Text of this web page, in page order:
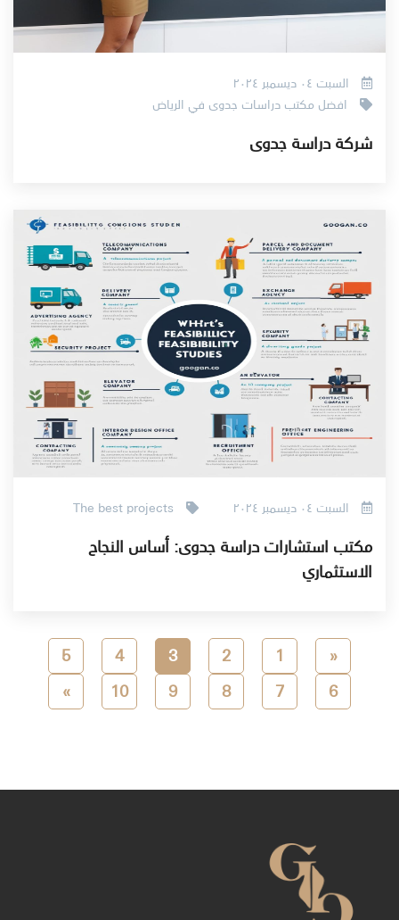
السبت ٠٤ ديسمبر ٢٠٢٤
افضل مكتب دراسات جدوى في الرياض
شركة دراسة جدوى
السبت ٠٤ ديسمبر ٢٠٢٤
مكتب استشارات دراسة جدوى: أساس النجاح
الاستثماري
«
1
2
3
4
5
6
7
8
9
10
»